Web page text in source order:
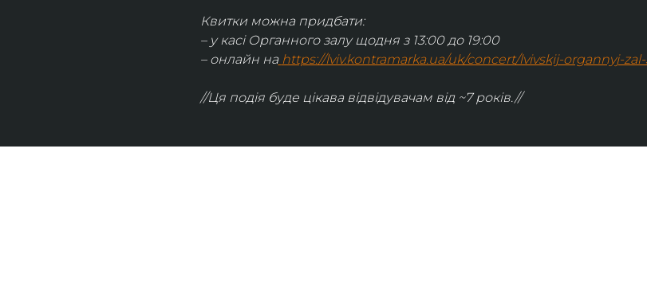
Квитки можна придбати:
– у касі Органного залу щодня з 13:00 до 19:00
– онлайн на https://lviv.kontramarka.ua/uk/concert/lvivskij-organnyj-
//Ця подія буде цікава відвідувачам від ~7 років.//